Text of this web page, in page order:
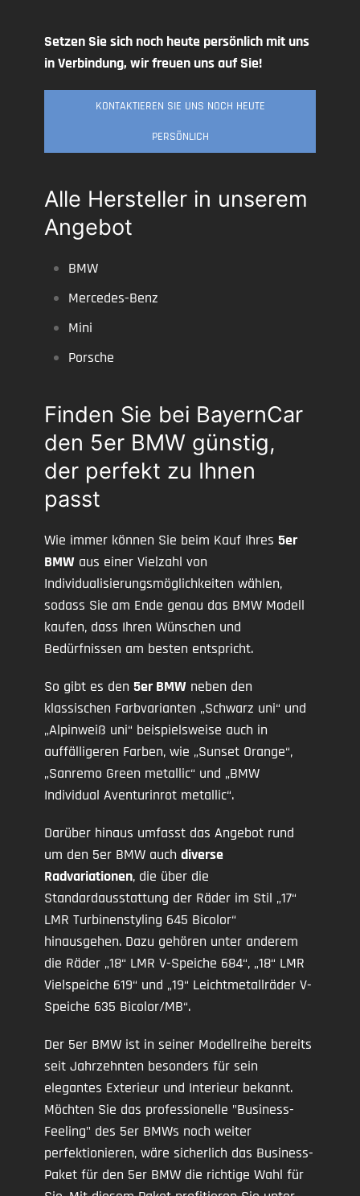
Setzen Sie sich noch heute persönlich mit uns
in Verbindung, wir freuen uns auf Sie!
KONTAKTIEREN SIE UNS NOCH HEUTE
PERSÖNLICH
Alle Hersteller in unserem
Angebot
BMW
Mercedes-Benz
Mini
Porsche
Finden Sie bei BayernCar
den 5er BMW günstig,
der perfekt zu Ihnen
passt
Wie immer können Sie beim Kauf Ihres 5er
BMW aus einer Vielzahl von
Individualisierungsmöglichkeiten wählen,
sodass Sie am Ende genau das BMW Modell
kaufen, dass Ihren Wünschen und
Bedürfnissen am besten entspricht.
So gibt es den 5er BMW neben den
klassischen Farbvarianten „Schwarz uni“ und
„Alpinweiß uni“ beispielsweise auch in
auffälligeren Farben, wie „Sunset Orange“,
„Sanremo Green metallic“ und „BMW
Individual Aventurinrot metallic“.
Darüber hinaus umfasst das Angebot rund
um den 5er BMW auch diverse
Radvariationen, die über die
Standardausstattung der Räder im Stil „17“
LMR Turbinenstyling 645 Bicolor“
hinausgehen. Dazu gehören unter anderem
die Räder „18“ LMR V-Speiche 684“, „18“ LMR
Vielspeiche 619“ und „19“ Leichtmetallräder V-
Speiche 635 Bicolor/MB“.
Der 5er BMW ist in seiner Modellreihe bereits
seit Jahrzehnten besonders für sein
elegantes Exterieur und Interieur bekannt.
Möchten Sie das professionelle "Business-
Feeling" des 5er BMWs noch weiter
perfektionieren, wäre sicherlich das Business-
Paket für den 5er BMW die richtige Wahl für